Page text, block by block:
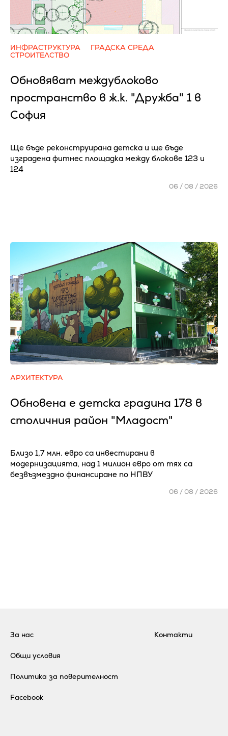
ИНФРАСТРУКТУРА
ГРАДСКА СРЕДА
СТРОИТЕЛСТВО
Обновяват междублоково
пространство в ж.к. "Дружба" 1 в
София
Ще бъде реконструирана детска и ще бъде
изградена фитнес площадка между блокове 123 и
124
06 / 08 / 2026
АРХИТЕКТУРА
Обновена е детска градина 178 в
столичния район "Младост"
Близо 1,7 млн. евро са инвестирани в
модернизацията, над 1 милион евро от тях са
безвъзмездно финансиране по НПВУ
06 / 08 / 2026
За нас
Общи условия
Политика за поверителност
Контакти
Facebook